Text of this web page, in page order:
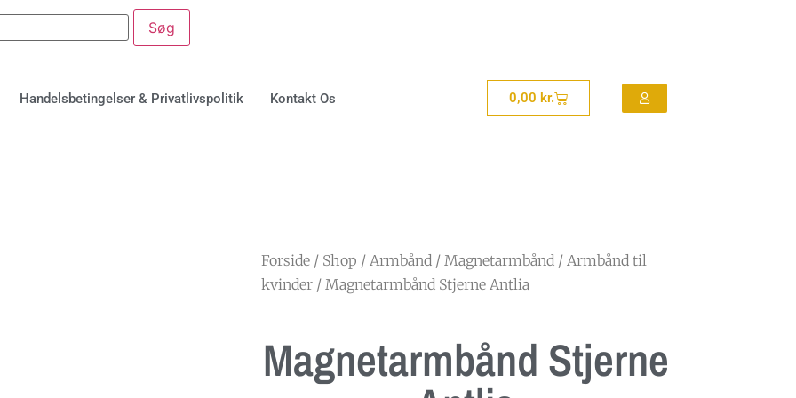
Handelsbetingelser & Privatlivspolitik Kontakt Os 0,00 kr.
Forside / Shop / Armbånd / Magnetarmbånd / Armbånd til
kvinder / Magnetarmbånd Stjerne Antlia
Magnetarmbånd Stjerne